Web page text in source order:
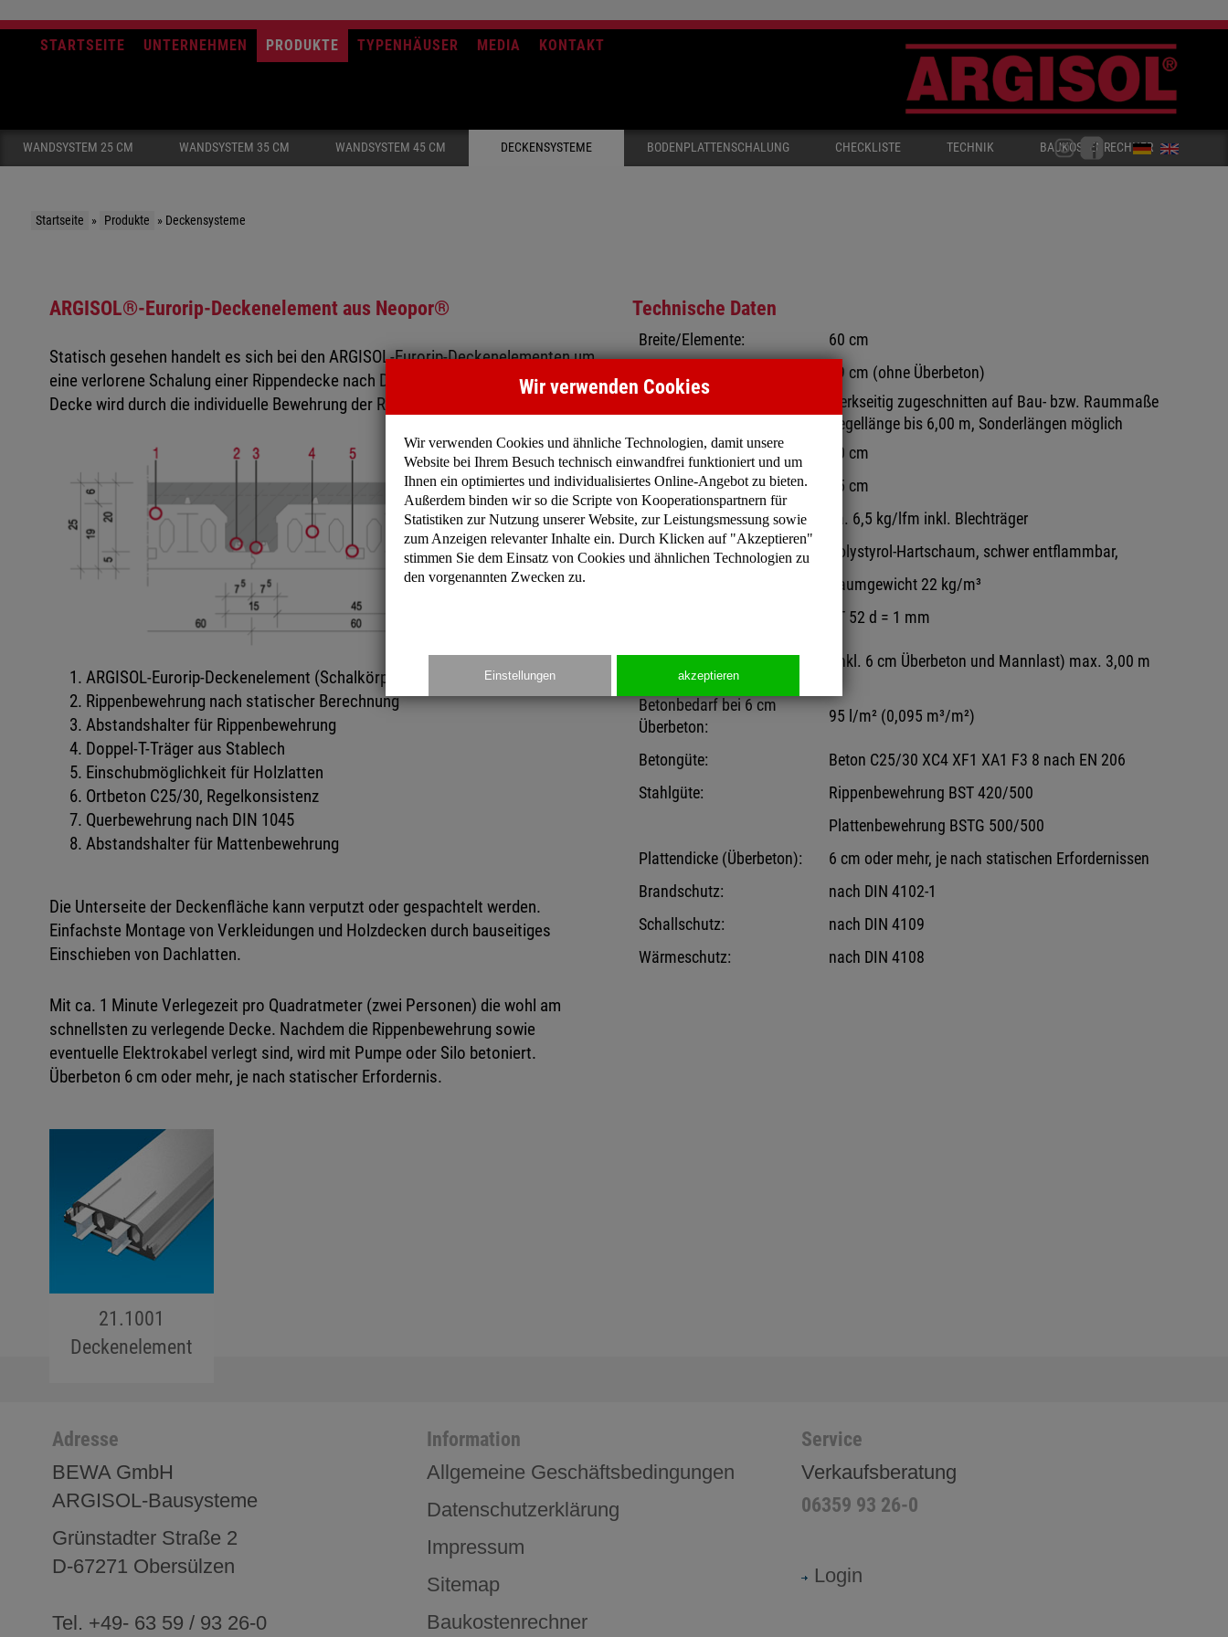
STARTSEITE UNTERNEHMEN PRODUKTE TYPENHÄUSER MEDIA KONTAKT
WANDSYSTEM 25 CM WANDSYSTEM 35 CM WANDSYSTEM 45 CM DECKENSYSTEME BODENPLATTENSCHALUNG CHECKLISTE TECHNIK BAUKOSTENRECHNER
Startseite » Produkte » Deckensysteme
ARGISOL®-Eurorip-Deckenelement aus Neopor®
Statisch gesehen handelt es sich bei den ARGISOL-Eurorip-Deckenelementen um
eine verlorene Schalung einer Rippendecke nach DIN 1045: Die Tragfähigkeit der
Decke wird durch die individuelle Bewehrung der Rippen und der Platte erreicht.
ARGISOL-Eurorip-Deckenelement (Schalkörper)
Rippenbewehrung nach statischer Berechnung
Abstandshalter für Rippenbewehrung
Doppel-T-Träger aus Stablech
Einschubmöglichkeit für Holzlatten
Ortbeton C25/30, Regelkonsistenz
Querbewehrung nach DIN 1045
Abstandshalter für Mattenbewehrung
Die Unterseite der Deckenfläche kann verputzt oder gespachtelt werden.
Einfachste Montage von Verkleidungen und Holzdecken durch bauseitiges
Einschieben von Dachlatten.
Mit ca. 1 Minute Verlegezeit pro Quadratmeter (zwei Personen) die wohl am
schnellsten zu verlegende Decke. Nachdem die Rippenbewehrung sowie
eventuelle Elektrokabel verlegt sind, wird mit Pumpe oder Silo betoniert.
Überbeton 6 cm oder mehr, je nach statischer Erfordernis.
21.1001
Deckenelement
Technische Daten
Breite/Elemente:
60 cm
19 cm (ohne Überbeton)
Länge/Elemente:
werkseitig zugeschnitten auf Bau- bzw. Raummaße
Regellänge bis 6,00 m, Sonderlängen möglich
Steghöhe:
20 cm
Stegbreite:
15 cm
Gewicht/Elemente:
ca. 6,5 kg/lfm inkl. Blechträger
Material/Elemente:
Polystyrol-Hartschaum, schwer entflammbar,
Raumgewicht 22 kg/m³
ST 52 d = 1 mm
Selbsttragfähigkeit während
der Montage:
(inkl. 6 cm Überbeton und Mannlast) max. 3,00 m
Betonbedarf bei 6 cm
Überbeton:
95 l/m² (0,095 m³/m²)
Betongüte:
Beton C25/30 XC4 XF1 XA1 F3 8 nach EN 206
Stahlgüte:
Rippenbewehrung BST 420/500
Plattenbewehrung BSTG 500/500
Plattendicke (Überbeton):
6 cm oder mehr, je nach statischen Erfordernissen
Brandschutz:
nach DIN 4102-1
Schallschutz:
nach DIN 4109
Wärmeschutz:
nach DIN 4108
Adresse
BEWA GmbH
ARGISOL-Bausysteme
Grünstadter Straße 2
D-67271 Obersülzen
Tel. +49- 63 59 / 93 26-0
Information
Allgemeine Geschäftsbedingungen
Datenschutzerklärung
Impressum
Sitemap
Baukostenrechner
Service
Verkaufsberatung
06359 93 26-0
Login
Wir verwenden Cookies
Wir verwenden Cookies und ähnliche Technologien, damit unsere
Website bei Ihrem Besuch technisch einwandfrei funktioniert und um
Ihnen ein optimiertes und individualisiertes Online-Angebot zu bieten.
Außerdem binden wir so die Scripte von Kooperationspartnern für
Statistiken zur Nutzung unserer Website, zur Leistungsmessung sowie
zum Anzeigen relevanter Inhalte ein. Durch Klicken auf "Akzeptieren"
stimmen Sie dem Einsatz von Cookies und ähnlichen Technologien zu
den vorgenannten Zwecken zu.
Einstellungen akzeptieren